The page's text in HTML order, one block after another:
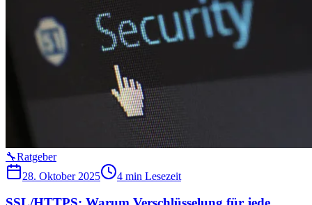
🔧Ratgeber
28. Oktober 2025
4 min Lesezeit